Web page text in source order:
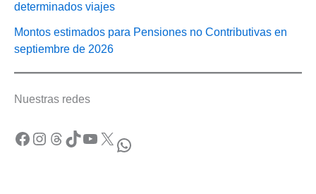
determinados viajes
Montos estimados para Pensiones no Contributivas en
septiembre de 2026
Nuestras redes
Facebook Instagram Threads TikTok YouTube X WhatsApp